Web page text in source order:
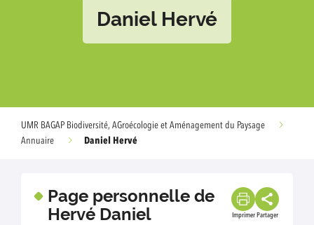
Daniel Hervé
UMR BAGAP Biodiversité, AGroécologie et Aménagement du Paysage
Annuaire
Daniel Hervé
Page personnelle de
Hervé Daniel
Imprimer Partager